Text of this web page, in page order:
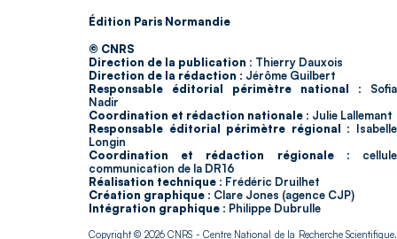
Édition Paris Normandie
© CNRS
Direction de la publication : Thierry Dauxois
Direction de la rédaction : Jérôme Guilbert
Responsable éditorial périmètre national : Sofia
Nadir
Coordination et rédaction nationale : Julie Lallemant
Responsable éditorial périmètre régional : Isabelle
Longin
Coordination et rédaction régionale : cellule
communication de la DR16
Réalisation technique : Frédéric Druilhet
Création graphique : Clare Jones (agence CJP)
Intégration graphique : Philippe Dubrulle
Copyright © 2026CNRS - Centre National de la Recherche Scientifique.